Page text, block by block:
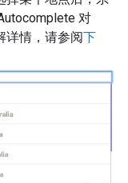
对
详情，请参阅下